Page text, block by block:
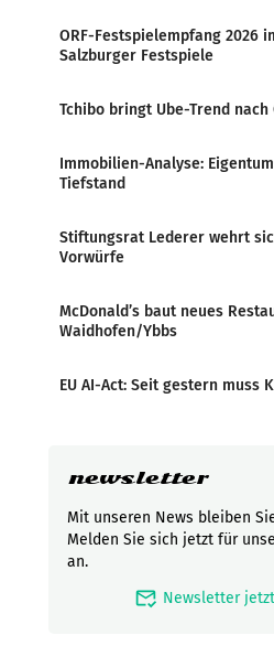
ORF-Festspielempfang 2026
Salzburger Festspiele
Tchibo bringt Ube-Trend
Immobilien-Analyse:
Tiefstand
Stiftungsrat Lederer wehrt
Vorwürfe
McDonald’s baut neues
Waidhofen/Ybbs
EU AI-Act: Seit gestern muss
newsletter
Mit unseren News bleiben
Melden Sie sich jetzt für
an.
mark_email_read Newsletter